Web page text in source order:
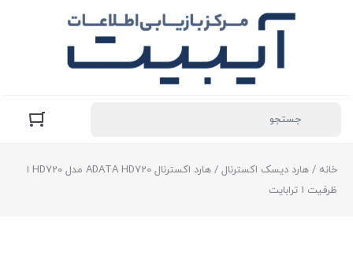
خانه / هارد دیسک اکسترنال
/ هارد اکسترنال ADATA HD720 مدل HD720 ا
ظرفیت 1 ترابایت